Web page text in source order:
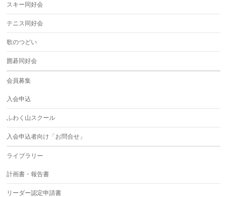
スキー同好会
テニス同好会
歌のつどい
囲碁同好会
会員募集
入会申込
ふわく山スクール
入会申込者向け「お問合せ」
ライブラリー
計画書・報告書
リーダー認定申請書